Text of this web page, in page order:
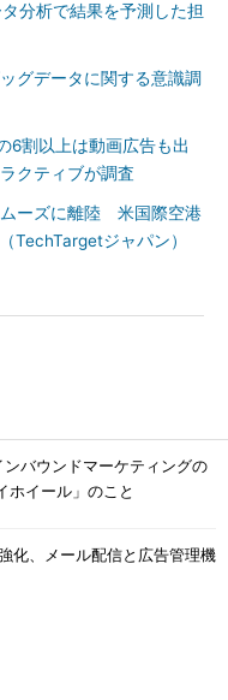
分析で結果を予測した担
グデータに関する意識調
6割以上は動画広告も出
クティブが調査
ーズに離陸 米国際空港
TechTargetジャパン）
バウンドマーケティングの
ホイール」のこと
化、メール配信と広告管理機